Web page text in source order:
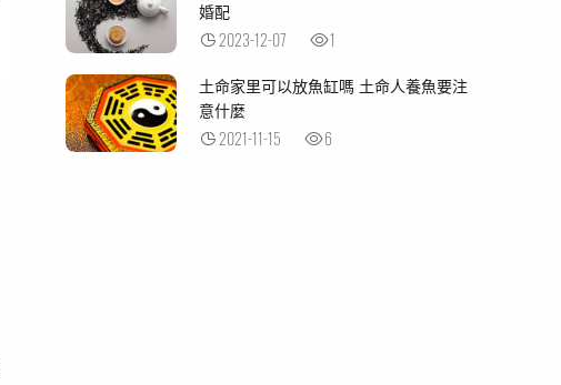
婚配
2023-12-07 1
土命家里可以放魚缸嗎 土命人養魚要注
意什麼
2021-11-15 6